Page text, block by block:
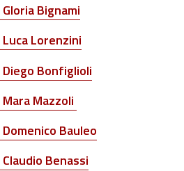
Gloria Bignami
Luca Lorenzini
Diego Bonfiglioli
Mara Mazzoli
Domenico Bauleo
Claudio Benassi